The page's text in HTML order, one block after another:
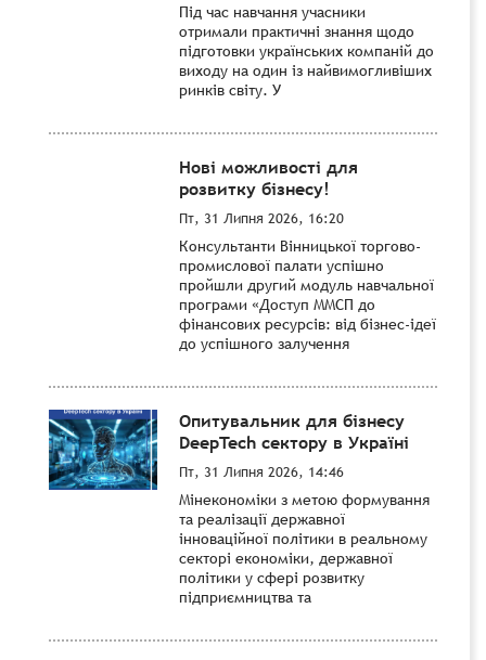
Під час навчання учасники
отримали практичні знання щодо
підготовки українських компаній до
виходу на один із найвимогливіших
ринків світу. У
Нові можливості для
розвитку бізнесу!
Пт, 31 Липня 2026, 16:20
Консультанти Вінницької торгово-
промислової палати успішно
пройшли другий модуль навчальної
програми «Доступ ММСП до
фінансових ресурсів: від бізнес-ідеї
до успішного залучення
Опитувальник для бізнесу
DeepTech сектору в Україні
Пт, 31 Липня 2026, 14:46
Мінекономіки з метою формування
та реалізації державної
інноваційної політики в реальному
секторі економіки, державної
політики у сфері розвитку
підприємництва та